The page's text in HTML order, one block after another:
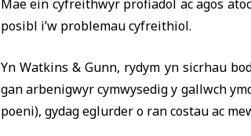
Mae ein cyfreithwyr profiadol ac agos
posibl i’w problemau cyfreithiol.
Yn Watkins & Gunn, rydym yn sicrhau
gan arbenigwyr cymwysedig y gallwch
poeni), gydag eglurder o ran costau ac